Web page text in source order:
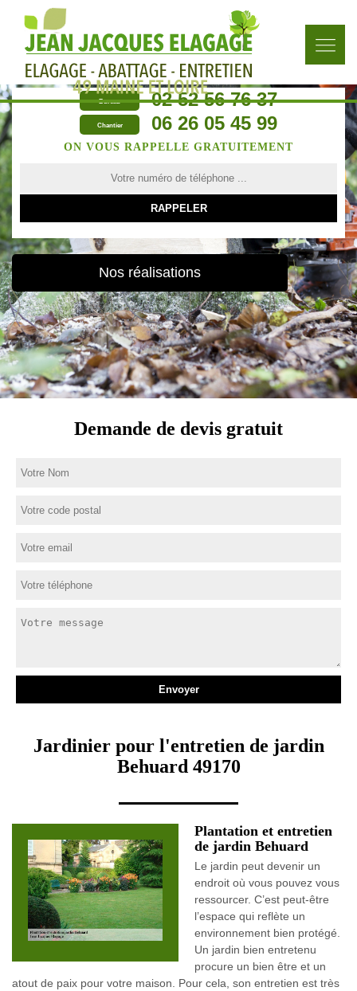
Bureau 02 52 56 76 37
Chantier 06 26 05 45 99
ON VOUS RAPPELLE GRATUITEMENT
Nos réalisations
Demande de devis gratuit
Jardinier pour l'entretien de jardin
Behuard 49170
Plantation et entretien
de jardin Behuard
Le jardin peut devenir un
endroit où vous pouvez vous
ressourcer. C’est peut-être
l’espace qui reflète un
environnement bien protégé.
Un jardin bien entretenu
procure un bien être et un
atout de paix pour votre maison. Pour cela, son entretien est très